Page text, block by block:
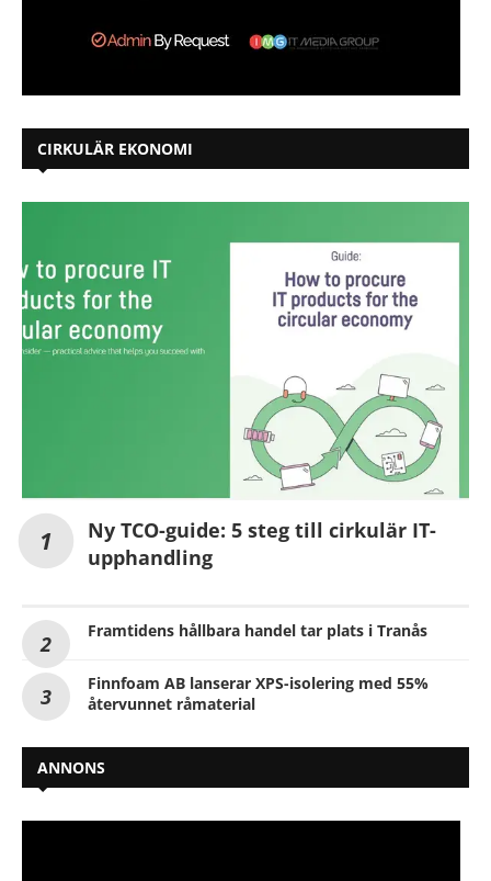
CIRKULÄR EKONOMI
Ny TCO-guide: 5 steg till cirkulär IT-
upphandling
Framtidens hållbara handel tar plats i Tranås
Finnfoam AB lanserar XPS-isolering med 55%
återvunnet råmaterial
ANNONS